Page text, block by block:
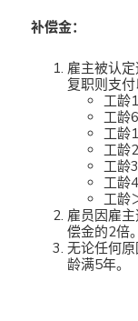
补偿金：
雇主被认
复职则支付
工龄
工龄
工龄
工龄
工龄
工龄
工龄
雇员因雇
偿金的2倍。
无论任何
龄满5年。